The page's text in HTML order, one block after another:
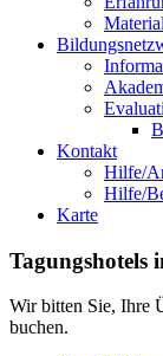
Kontakt
Hilfe/
Hilfe/
Karte
Tagungshotels
Wir bitten Sie, Ihre
buchen.